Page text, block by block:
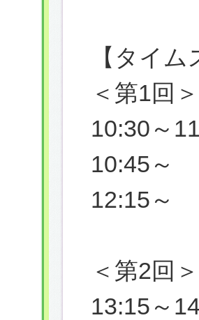
【タイ
＜第1回＞
10:30～
10:45
＜第2回＞
13:15～